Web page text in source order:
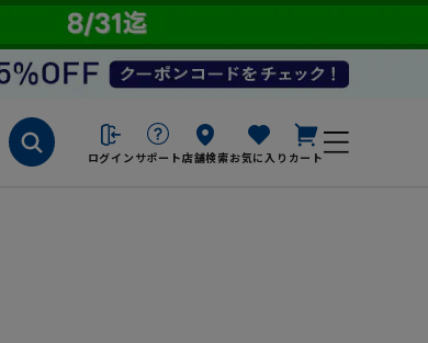
ログイン サポート店舗検索お気に入り カート